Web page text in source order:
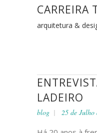
CARREIRA
arquitetura &
LADEIRO
blog 25 de Julho